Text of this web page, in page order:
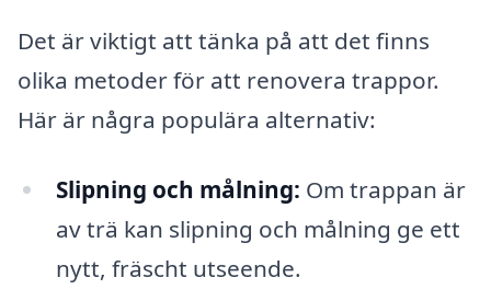
Det är viktigt att tänka på att det finns
olika metoder för att renovera trappor.
Här är några populära alternativ:
Slipning och målning: Om trappan är
av trä kan slipning och målning ge ett
nytt, fräscht utseende.